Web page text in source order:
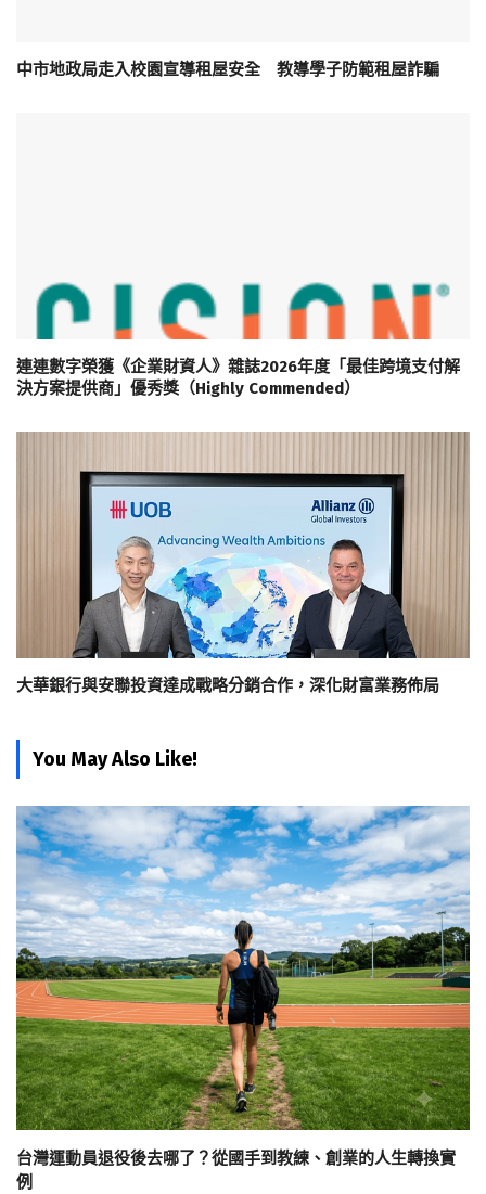
中市地政局走入校園宣導租屋安全 教導學子防範租屋詐騙
連連數字榮獲《企業財資人》雜誌2026年度「最佳跨境支付解
決方案提供商」優秀獎（Highly Commended）
大華銀行與安聯投資達成戰略分銷合作，深化財富業務佈局
You May Also Like!
台灣運動員退役後去哪了？從國手到教練、創業的人生轉換實
例